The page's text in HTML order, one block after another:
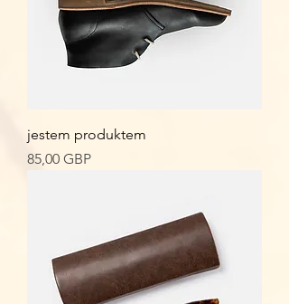
jestem produktem
Cena
85,00 GBP